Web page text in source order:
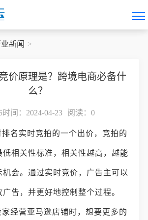
新闻
价原理是？跨境电商必备什
么？
时间：2024-04-23 阅读： 0
名实时竞拍的一个出价，竞拍的
低相关性标准，相关性越高，越能
会。通过实时竞价，广告主可以
告，并更好地控制整个过程。
家经营亚马逊店铺时，想要更多的